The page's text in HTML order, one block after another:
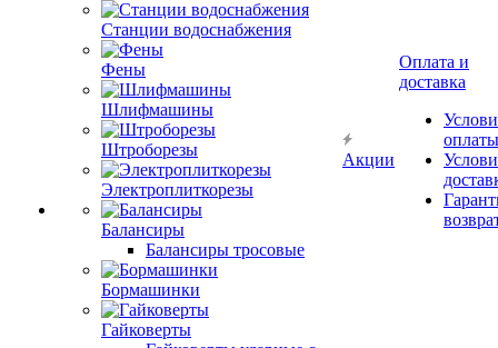
Станции водоснабжения
Фены
Шлифмашины
Штроборезы
Электроплиткорезы
Балансиры
Балансиры тросовые
Бормашинки
Гайковерты
Акции
Оплата и
доставка
оплаты